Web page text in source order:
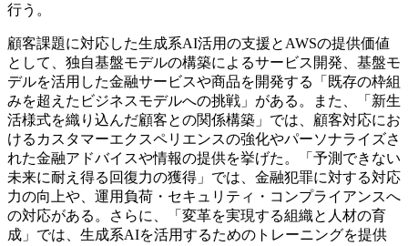
行う。
顧客課題に対応した生成系AI活用の支援とAWSの提供価値
として、独自基盤モデルの構築によるサービス開発、基盤モ
デルを活用した金融サービスや商品を開発する「既存の枠組
みを超えたビジネスモデルへの挑戦」がある。また、「新生
活様式を織り込んだ顧客との関係構築」では、顧客対応にお
けるカスタマーエクスペリエンスの強化やパーソナライズさ
れた金融アドバイスや情報の提供を挙げた。「予測できない
未来に耐え得る回復力の獲得」では、金融犯罪に対する対応
力の向上や、運用負荷・セキュリティ・コンプライアンスへ
の対応がある。さらに、「変革を実現する組織と人材の育
成」では、生成系AIを活用するためのトレーニングを提供